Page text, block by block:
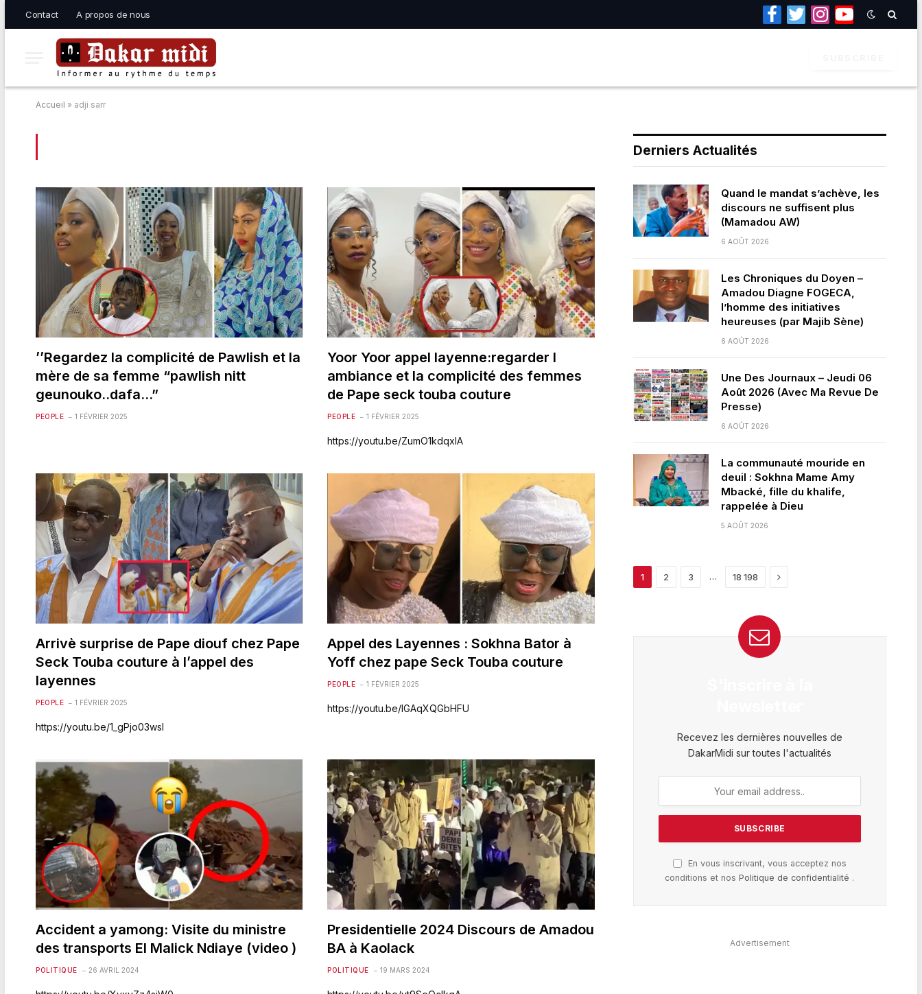
Contact A propos de nous
Facebook
TwitterInstagramYouTube
Accueil » adji sarr
’’Regardez la complicité de Pawlish et la
mère de sa femme “pawlish nitt
geunouko..dafa…”
PEOPLE 1 FÉVRIER 2025
Yoor Yoor appel layenne:regarder l
ambiance et la complicité des femmes
de Pape seck touba couture
PEOPLE 1 FÉVRIER 2025
https://youtu.be/ZumO1kdqxlA
Arrivè surprise de Pape diouf chez Pape
Seck Touba couture à l’appel des
layennes
PEOPLE 1 FÉVRIER 2025
https://youtu.be/1_gPjo03wsI
Appel des Layennes : Sokhna Bator à
Yoff chez pape Seck Touba couture
PEOPLE 1 FÉVRIER 2025
https://youtu.be/lGAqXQGbHFU
Accident a yamong: Visite du ministre
des transports El Malick Ndiaye (video )
POLITIQUE 26 AVRIL 2024
Presidentielle 2024 Discours de Amadou
BA à Kaolack
POLITIQUE 19 MARS 2024
Derniers Actualités
Quand le mandat s’achève, les
discours ne suffisent plus
(Mamadou AW)
6 AOÛT 2026
Les Chroniques du Doyen –
Amadou Diagne FOGECA,
l’homme des initiatives
heureuses (par Majib Sène)
6 AOÛT 2026
Une Des Journaux – Jeudi 06
Août 2026 (Avec Ma Revue De
Presse)
6 AOÛT 2026
La communauté mouride en
deuil : Sokhna Mame Amy
Mbacké, fille du khalife,
rappelée à Dieu
5 AOÛT 2026
1 2 3 … 18 198 Next
Recevez les dernières nouvelles de
DakarMidi sur toutes l'actualités
En vous inscrivant, vous acceptez nos
conditions et nosPolitique de confidentialité .
Advertisement